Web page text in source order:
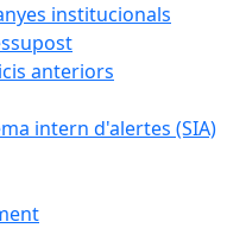
institucionals
anteriors
intern d'alertes (SIA)